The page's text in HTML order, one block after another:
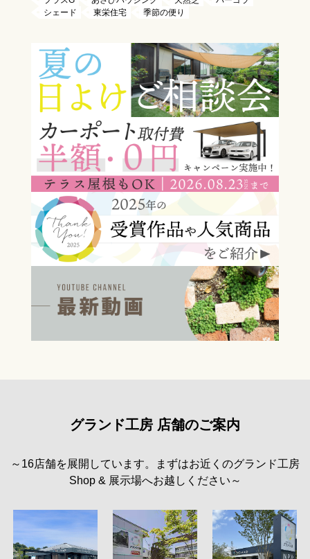
シェード
東栄住宅 季節の便り
グランド工房 店舗のご案内
～16店舗を展開しています。まずはお近くのグランド工房
Shop & 展示場へお越しください～